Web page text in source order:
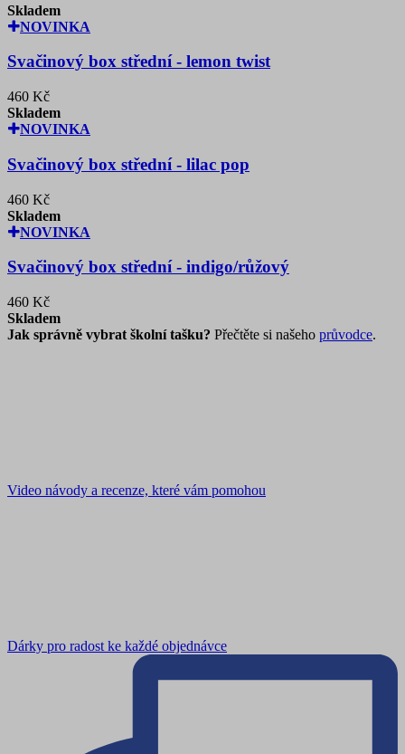
Skladem
NOVINKA
Svačinový box střední - lemon twist
460 Kč
Skladem
NOVINKA
Svačinový box střední - lilac pop
460 Kč
Skladem
NOVINKA
Svačinový box střední - indigo/růžový
460 Kč
Skladem
Jak správně vybrat školní tašku? Přečtěte si našeho průvodce.
Video návody a recenze, které vám pomohou
Dárky pro radost ke každé objednávce